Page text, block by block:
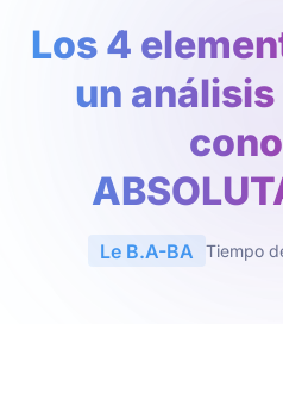
Los 4
un
Le B.A-BA Tiempo